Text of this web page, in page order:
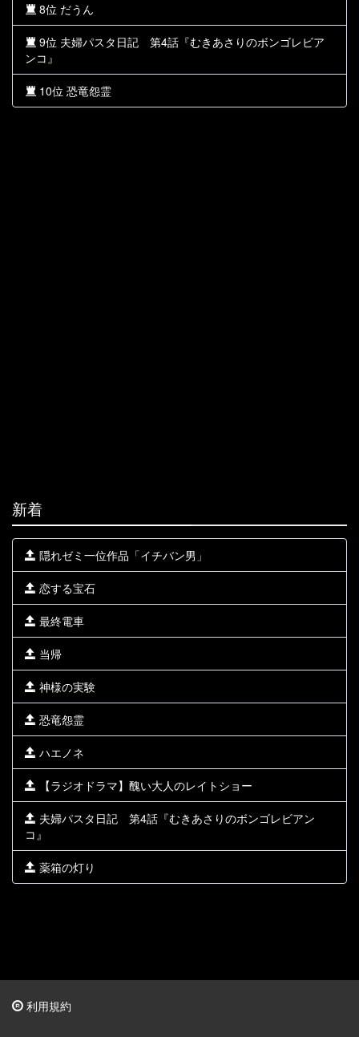
8位 だうん
9位 夫婦パスタ日記 第4話『むきあさりのボンゴレビア
ンコ』
10位 恐竜怨霊
新着
隠れゼミ一位作品「イチバン男」
恋する宝石
最終電車
当帰
神様の実験
恐竜怨霊
ハエノネ
【ラジオドラマ】醜い大人のレイトショー
夫婦パスタ日記 第4話『むきあさりのボンゴレビアン
コ』
薬箱の灯り
利用規約